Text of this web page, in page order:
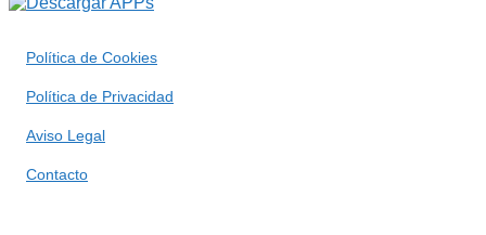
Política de Cookies
Política de Privacidad
Aviso Legal
Contacto